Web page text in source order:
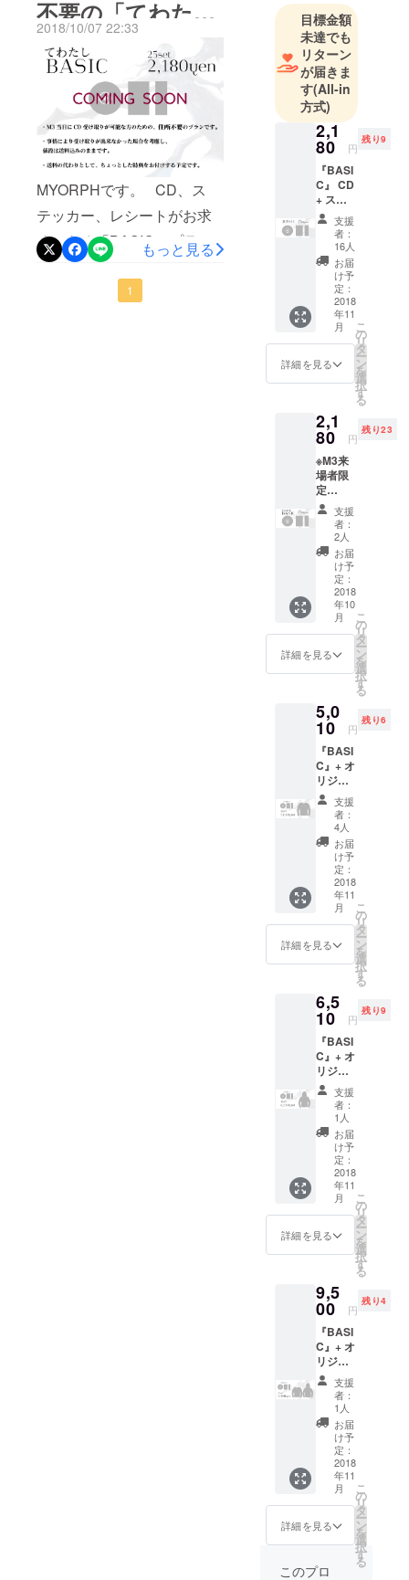
を頂いていますが、可能で
す！ 変更をご希望される方
は、黒、白、ネイビーの中
で選択して頂き、なるべく
今月中にメッセージにて連
絡をして頂けると幸いです
はイメージ通りの色の組み
合わせで発送致します）
標に発送致します！ BASIC
プランの方は少し早めに発
送できるかもしれません。
ありがとうございま
す！！！！！！
不要の「てわたし
BASIC」プラン追
加！
2018/10/07 22:33
MYORPHです。 CD、ス
テッカー、レシートがお求
めできる「BASIC」プラン
ですが、現状、郵送を想定
してご住所等を必ず入力し
もっと見る
1
おります。
目標金額
未達でも
リターン
が届きま
す(All-in
方式)
2,1
80 円
残り9
『BASI
C』 CD
+ ス
テッ
カー +
オリジ
ナルレ
シート
支援
者：
16人
お届
け予
定：
2018
年11
月
詳細を見る
こ
の
リ
タ
ー
ン
を
選
択
す
る
2,1
80 円
残り23
※M3来
場者限
定
『BASI
C』 CD
+ ス
テッ
カー +
オリジ
ナルレ
シート
+ おま
け
支援
者：
2人
お届
け予
定：
2018
年10
月
詳細を見る
こ
の
リ
タ
ー
ン
を
選
択
す
る
5,0
10 円
残り6
『BASI
C』+ オ
リジナ
ルロン
グTシャ
支援
者：
4人
お届
け予
定：
2018
年11
月
詳細を見る
こ
の
リ
タ
ー
ン
を
選
択
す
る
6,5
10 円
残り9
『BASI
C』+ オ
リジナ
ルパー
カー支援
者：
1人
お届
け予
定：
2018
年11
月
詳細を見る
こ
の
リ
タ
ー
ン
を
選
択
す
る
9,5
00 円
残り4
『BASI
C』+ オ
リジナ
ルパー
カー +
オリジ
ナルロ
ングT
シャツ
支援
者：
1人
お届
け予
定：
2018
年11
月
詳細を見る
こ
の
リ
タ
ー
ン
を
選
択
す
る
このプロ